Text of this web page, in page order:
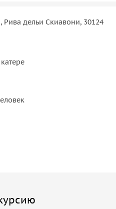
дельи Скиавони, 30124